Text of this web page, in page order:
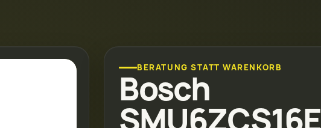
BERATUNG STATT WARENKORB
Bosch